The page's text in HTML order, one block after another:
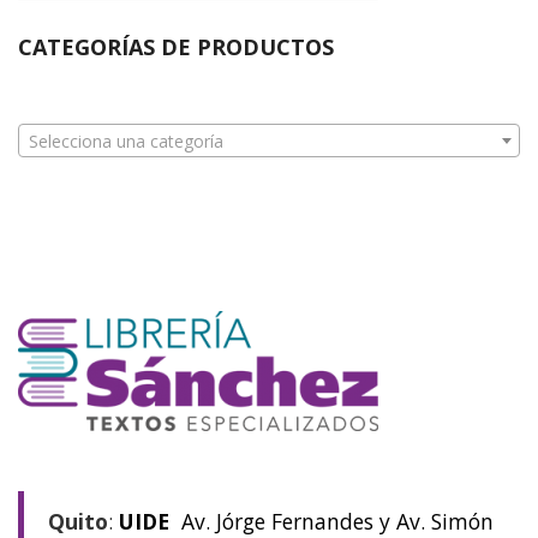
CATEGORÍAS DE PRODUCTOS
Selecciona una categoría
Quito: UIDE Av. Jórge Fernandes y Av. Simón